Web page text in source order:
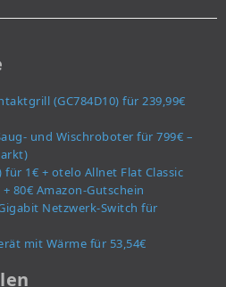
(GC784D10) für 239,99€
und Wischroboter für 799€ –
für 1€ + otelo Allnet Flat Classic
80€ Amazon-Gutschein
Netzwerk-Switch für
mit Wärme für 53,54€